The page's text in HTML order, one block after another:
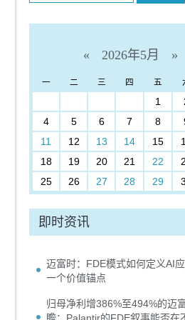
« 2026年5月 »
一 二 三 四 五
1
4
5 6 7 8
11
12 13 14 15
18
19 20 21 22
25
26 27 28 29
即时资讯
迈富时：FDE模式如何定义AI
一个价值锚点
归母净利增386%至494%的迈